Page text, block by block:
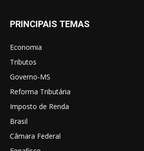
PRINCIPAIS TEMAS
Economia
Tributos
Governo-MS
Reforma Tributária
Imposto de Renda
Brasil
Câmara Federal